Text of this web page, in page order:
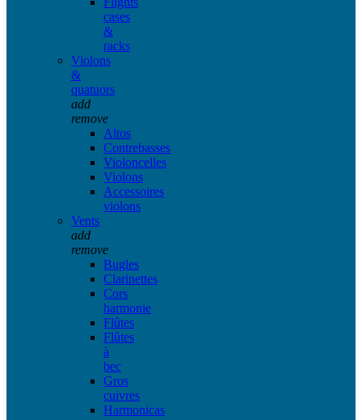
cases
&
racks
Violons
&
quatuors
add
remove
Altos
Contrebasses
Violoncelles
Violons
Accessoires
violons
Vents
add
remove
Bugles
Clarinettes
Cors
harmonie
Flûtes
Flûtes
à
bec
Gros
cuivres
Harmonicas